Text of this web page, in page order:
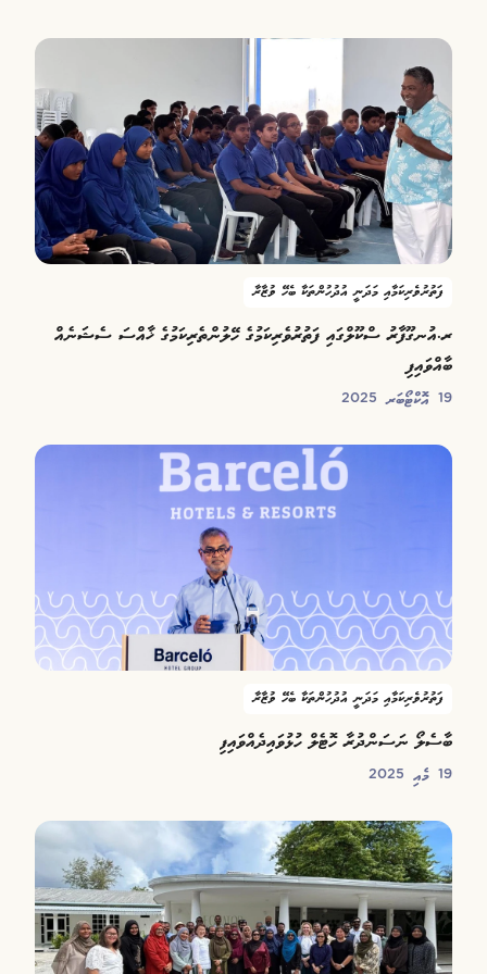
ފަތުރުވެރިކަމާއި މަދަނީ އުދުހުންތަކާ ބެހޭ ވުޒާރާ
ރ.އުނގޫފާރު ސްކޫލްގައި ފަތުރުވެރިކަމުގެ ހޭލުންތެރިކަމުގެ ޚާއްސަ ސެޝަނެއް
ބާއްވައިފި
19 އޮކްޓޯބަރ 2025
ފަތުރުވެރިކަމާއި މަދަނީ އުދުހުންތަކާ ބެހޭ ވުޒާރާ
ބާސެލޯ ނަސަންދުރާ ހޮޓެލް ހުޅުވައިދެއްވައިފި
19 މެއި 2025